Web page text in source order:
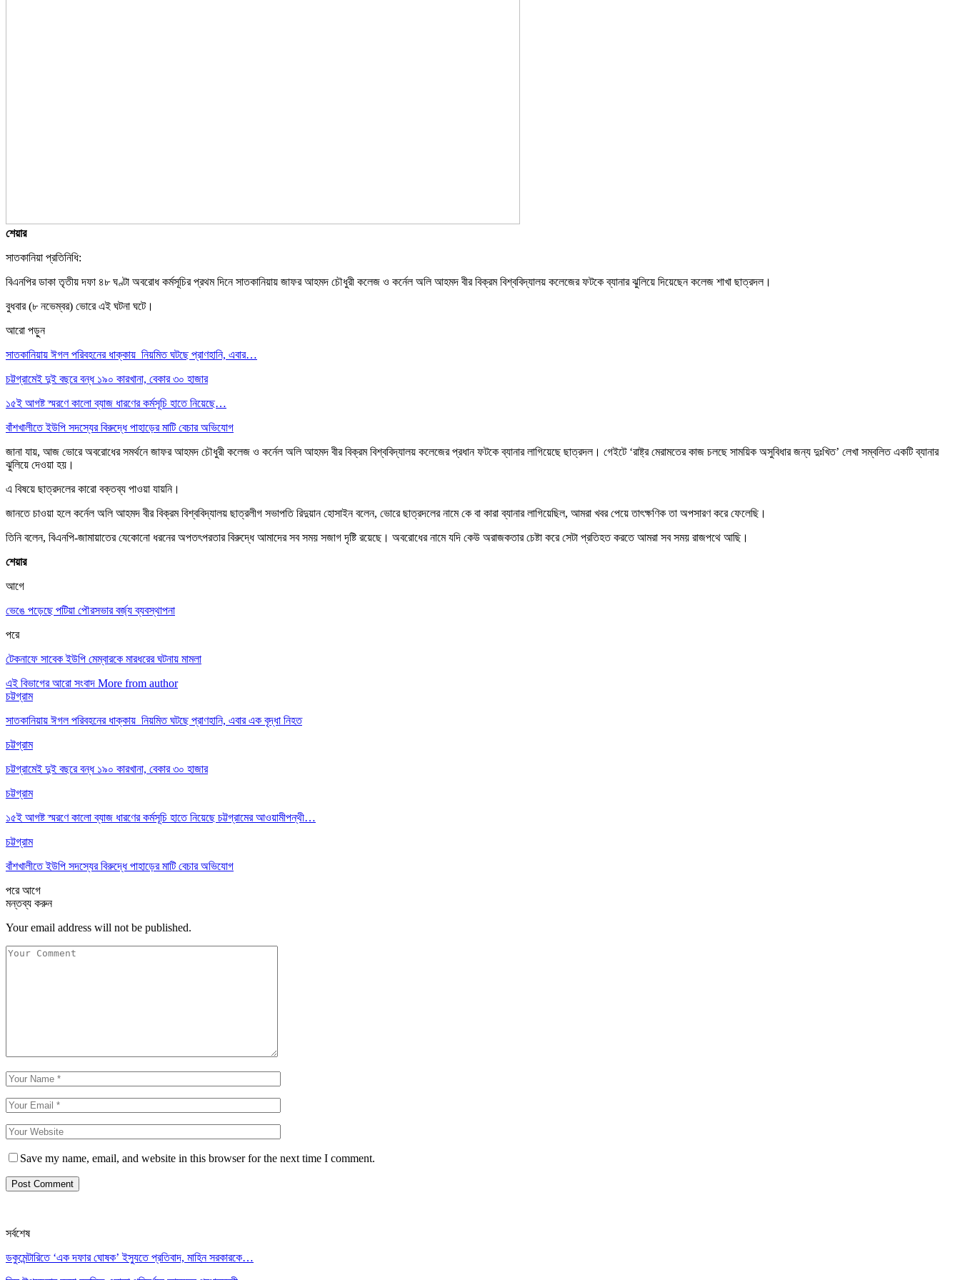
শেয়ার
সাতকানিয়া প্রতিনিধি:
বিএনপির ডাকা তৃতীয় দফা ৪৮ ঘণ্টা অবরোধ কর্মসূচির প্রথম দিনে সাতকানিয়ায় জাফর আহমদ চৌধুরী কলেজ ও কর্নেল অলি আহমদ বীর বিক্রম বিশ্ববিদ্যালয় কলেজের ফটকে ব্যানার ঝুলিয়ে দিয়েছেন কলেজ শাখা ছাত্রদল।
বুধবার (৮ নভেম্বর) ভোরে এই ঘটনা ঘটে।
আরো পড়ুন
সাতকানিয়ায় ঈগল পরিবহনের ধাক্কায় নিয়মিত ঘটছে প্রাণহানি, এবার…
চট্টগ্রামেই দুই বছরে বন্ধ ১৯০ কারখানা, বেকার ৩০ হাজার
১৫ই আগষ্ট স্মরণে কালো ব্যাজ ধারণের কর্মসূচি হাতে নিয়েছে…
বাঁশখালীতে ইউপি সদস্যের বিরুদ্ধে পাহাড়ের মাটি বেচার অভিযোগ
জানা যায়, আজ ভোরে অবরোধের সমর্থনে জাফর আহমদ চৌধুরী কলেজ ও কর্নেল অলি আহমদ বীর বিক্রম বিশ্ববিদ্যালয় কলেজের প্রধান ফটকে ব্যানার লাগিয়েছে ছাত্রদল। গেইটে ‌‘রাষ্ট্র মেরামতের কাজ চলছে সাময়িক অসুবিধার জন্য দুঃখিত’ লেখা সম্বলিত একটি ব্যানার
ঝুলিয়ে দেওয়া হয়।
এ বিষয়ে ছাত্রদলের কারো বক্তব্য পাওয়া যায়নি।
জানতে চাওয়া হলে কর্নেল অলি আহমদ বীর বিক্রম বিশ্ববিদ্যালয় ছাত্রলীগ সভাপতি রিদুয়ান হোসাইন বলেন, ভোরে ছাত্রদলের নামে কে বা কারা ব্যানার লাগিয়েছিল, আমরা খবর পেয়ে তাৎক্ষণিক তা অপসারণ করে ফেলেছি।
তিনি বলেন, বিএনপি-জামায়াতের যেকোনো ধরনের অপতৎপরতার বিরুদ্ধে আমাদের সব সময় সজাগ দৃষ্টি রয়েছে। অবরোধের নামে যদি কেউ অরাজকতার চেষ্টা করে সেটা প্রতিহত করতে আমরা সব সময় রাজপথে আছি।
শেয়ার
আগে
ভেঙে পড়েছে পটিয়া পৌরসভার বর্জ্য ব্যবস্থাপনা
পরে
টেকনাফে সাবেক ইউপি মেম্বারকে মারধরের ঘটনায় মামলা
এই বিভাগের আরো সংবাদ More from author
চট্টগ্রাম
সাতকানিয়ায় ঈগল পরিবহনের ধাক্কায় নিয়মিত ঘটছে প্রাণহানি, এবার এক বৃদ্ধা নিহত
চট্টগ্রাম
চট্টগ্রামেই দুই বছরে বন্ধ ১৯০ কারখানা, বেকার ৩০ হাজার
চট্টগ্রাম
১৫ই আগষ্ট স্মরণে কালো ব্যাজ ধারণের কর্মসূচি হাতে নিয়েছে চট্টগ্রামের আওয়ামীপন্থী…
চট্টগ্রাম
বাঁশখালীতে ইউপি সদস্যের বিরুদ্ধে পাহাড়ের মাটি বেচার অভিযোগ
পরেআগে
মন্তব্য করুন
Your email address will not be published.
Save my name, email, and website in this browser for the next time I comment.
সর্বশেষ
ডকুমেন্টারিতে ‘এক দফার ঘোষক’ ইস্যুতে প্রতিবাদ, মাহিন সরকারকে…